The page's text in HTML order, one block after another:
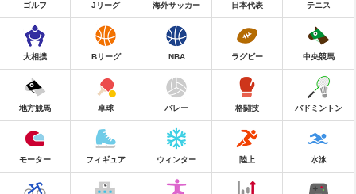
ゴルフ Jリーグ 海外サッカー 日本代表 テニス
大相撲 Bリーグ NBA ラグビー 中央競馬
地方競馬 卓球 バレー 格闘技 バドミントン
モーター フィギュア ウィンター 陸上 水泳